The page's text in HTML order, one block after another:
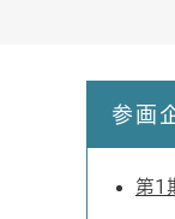
参画
第1